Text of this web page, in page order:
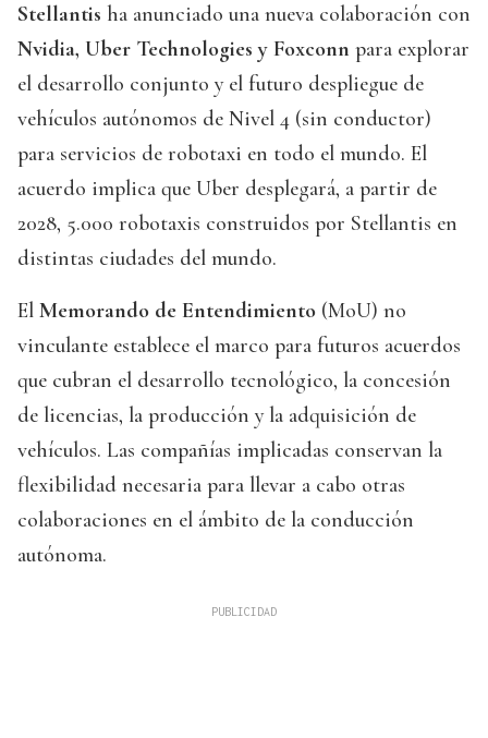
Stellantis ha anunciado una nueva colaboración con
Nvidia, Uber Technologies y Foxconn para explorar
el desarrollo conjunto y el futuro despliegue de
vehículos autónomos de Nivel 4 (sin conductor)
para servicios de robotaxi en todo el mundo. El
acuerdo implica que Uber desplegará, a partir de
2028, 5.000 robotaxis construidos por Stellantis en
distintas ciudades del mundo.
El Memorando de Entendimiento (MoU) no
vinculante establece el marco para futuros acuerdos
que cubran el desarrollo tecnológico, la concesión
de licencias, la producción y la adquisición de
vehículos. Las compañías implicadas conservan la
flexibilidad necesaria para llevar a cabo otras
colaboraciones en el ámbito de la conducción
autónoma.